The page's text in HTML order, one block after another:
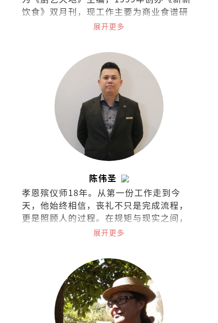
饮食》双月刊，现工作主要为商业食谱研
发、策划私房菜和烹饪课程。最喜欢的饮
展开更多
陈伟圣
孝恩殡仪师18年。从第一份工作走到今
天，他始终相信，丧礼不只是完成流程，
更是照顾人的过程。在规矩与现实之间，
他选择把同理留给活着的人。
展开更多